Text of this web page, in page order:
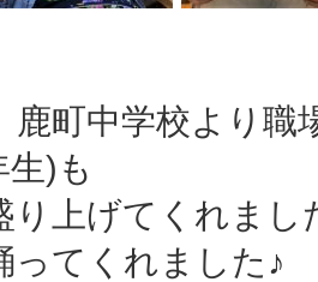
鹿町中学校より職
)も
り上げてくれまし
ってくれました♪